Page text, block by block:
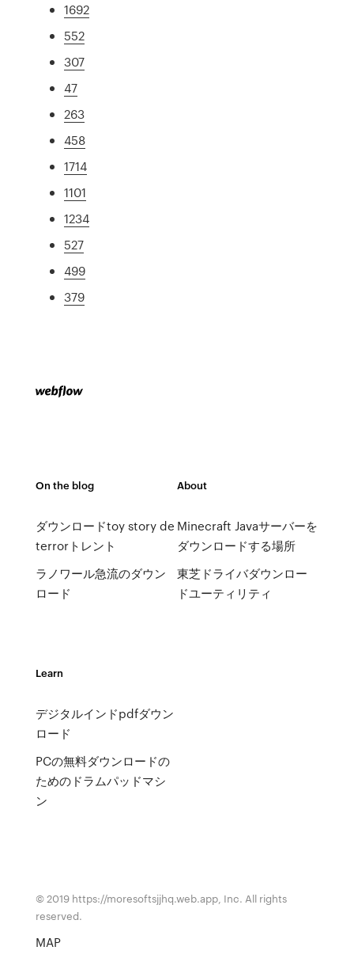
1692
552
307
47
263
458
1714
1101
1234
527
499
379
On the blog
ダウンロードtoy story de
terrorトレント
ラノワール急流のダウン
ロード
About
Minecraft Javaサーバーを
ダウンロードする場所
東芝ドライバダウンロー
ドユーティリティ
Learn
デジタルインドpdfダウン
ロード
PCの無料ダウンロードの
ためのドラムパッドマシ
ン
© 2019 https://moresoftsjjhq.web.app, Inc. All rights
reserved.
MAP